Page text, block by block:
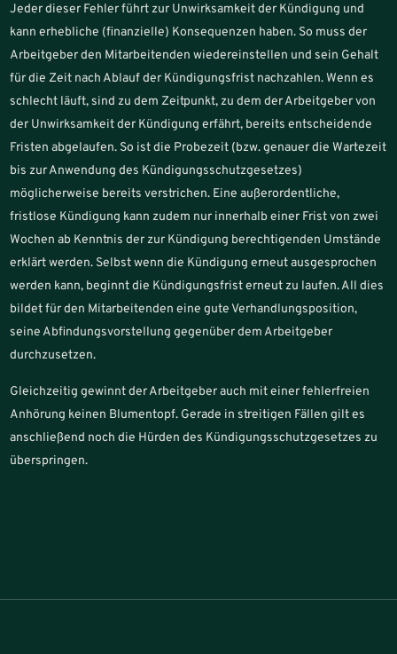
Jeder dieser Fehler führt zur Unwirksamkeit der Kündigung und
kann erhebliche (finanzielle) Konsequenzen haben. So muss der
Arbeitgeber den Mitarbeitenden wiedereinstellen und sein Gehalt
für die Zeit nach Ablauf der Kündigungsfrist nachzahlen. Wenn es
schlecht läuft, sind zu dem Zeitpunkt, zu dem der Arbeitgeber von
der Unwirksamkeit der Kündigung erfährt, bereits entscheidende
Fristen abgelaufen. So ist die Probezeit (bzw. genauer die Wartezeit
bis zur Anwendung des Kündigungsschutzgesetzes)
möglicherweise bereits verstrichen. Eine außerordentliche,
fristlose Kündigung kann zudem nur innerhalb einer Frist von zwei
Wochen ab Kenntnis der zur Kündigung berechtigenden Umstände
erklärt werden. Selbst wenn die Kündigung erneut ausgesprochen
werden kann, beginnt die Kündigungsfrist erneut zu laufen. All dies
bildet für den Mitarbeitenden eine gute Verhandlungsposition,
seine Abfindungsvorstellung gegenüber dem Arbeitgeber
durchzusetzen.
Gleichzeitig gewinnt der Arbeitgeber auch mit einer fehlerfreien
Anhörung keinen Blumentopf. Gerade in streitigen Fällen gilt es
anschließend noch die Hürden des Kündigungsschutzgesetzes zu
überspringen.